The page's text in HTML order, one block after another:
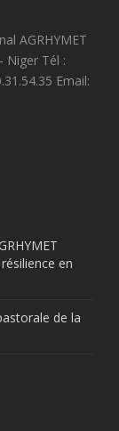
AGRHYMET
Niger Tél :
Email:
en
de la